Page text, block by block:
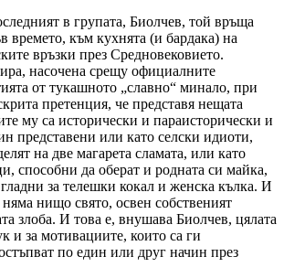
в групата, Биолчев, той връща
времето, към кухнята (и бардака) на
връзки през Средновековието.
насочена срещу официалните
от тукашното „славно“ минало, при
претенция, че представя нещата
му са исторически и параисторически и
представени или като селски идиоти,
на две магарета сламата, или като
способни да оберат и родната си майка,
за телешки кокал и женска кълка. И
няма нищо свято, освен собственият
злоба. И това е, внушава Биолчев, цялата
и за мотивациите, които са ги
по един или друг начин през